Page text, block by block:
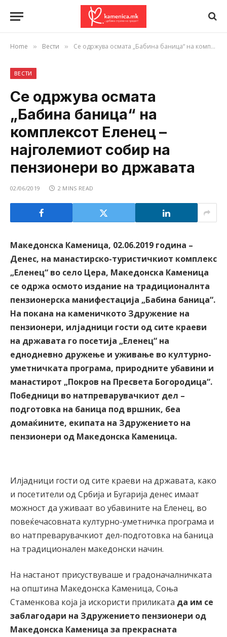
Home » Вести » Се одржува осмата „Бабина баница“ на комплексот Еленец – најголемиот собир на пензионери во државата
ВЕСТИ
Се одржува осмата
„Бабина баница“ на
комплексот Еленец –
најголемиот собир на
пензионери во државата
02/06/2019 2 MINS READ
Македонска Каменица, 02.06.2019 година –
Денес, на манастирско-туристичкиот комплекс
„Еленец“ во село Цера, Македонска Каменица
се одржа осмото издание на традиционалнта
пензионерска манифестација „Бабина баница“.
На покана на каменичкото Здружение на
пензионери, илјадници гости од сите краеви
на државата го посетија „Еленец“ на
еднодневно дружење и уживање во културно-
уметничката програма, природните убавини и
манастирот „Покров на Пресвета Богородица“.
Победници во натпреварувачкиот дел –
подготовка на баница под вршник, беа
домаќините, екипата на Здружението на
пензионери од Македонска Каменица.
Илјадници гости од сите краеви на државата, како
и посетители од Србија и Бугарија денес имаат
можност да уживаат во убавините на Еленец, во
повеќечасовната културно-уметничка програма и
во натпреварувачкиот дел-подготовка на баница
на традиционален македонски начин.
На настанот присуствуваше и градоначалничката
на општина Македонска Каменица, Соња
Стаменкова која ја искористи приликата да им се
заблагодари на Здружението пензионери од
Македонска Каменица за прекрасната